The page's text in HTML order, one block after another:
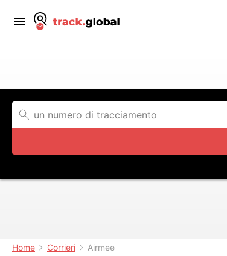
Home Corrieri Airmee